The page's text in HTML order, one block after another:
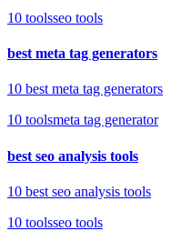
10 toolsseo tools
best meta tag generators
10 best meta tag generators
10 toolsmeta tag generator
best seo analysis tools
10 best seo analysis tools
10 toolsseo tools